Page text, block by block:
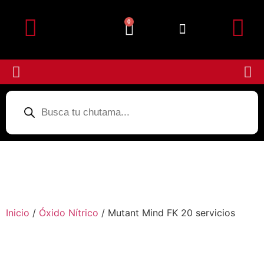
0
Inicio / Óxido Nítrico / Mutant Mind FK 20 servicios